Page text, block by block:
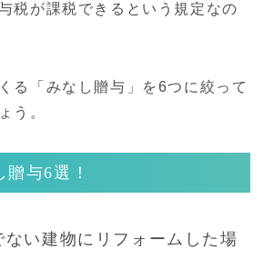
税が課税できるという規定なの
る「みなし贈与」を6つに絞って
う。
与6選！
い建物にリフォームした場